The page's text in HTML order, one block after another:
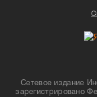
Сетевое издание
зарегистрировано